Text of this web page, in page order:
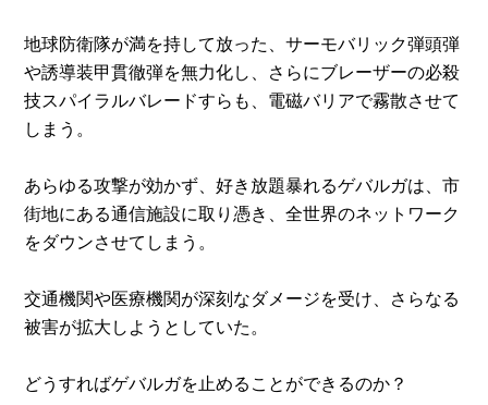
地球防衛隊が満を持して放った、サーモバリック弾頭弾
や誘導装甲貫徹弾を無力化し、さらにブレーザーの必殺
技スパイラルバレードすらも、電磁バリアで霧散させて
しまう。
あらゆる攻撃が効かず、好き放題暴れるゲバルガは、市
街地にある通信施設に取り憑き、全世界のネットワーク
をダウンさせてしまう。
交通機関や医療機関が深刻なダメージを受け、さらなる
被害が拡大しようとしていた。
どうすればゲバルガを止めることができるのか？